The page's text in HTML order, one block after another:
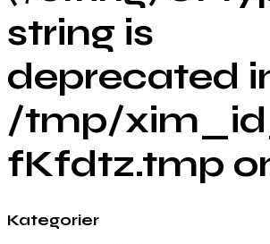
string is
deprecated
/tmp/
fKfdtz.tmp
Kategorier